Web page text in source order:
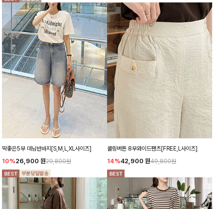
딱좋은5부 데님반바지[S,M,L,XL사이즈]
10%26,900 원29,800원
쿨링버튼 8부와이드팬츠[FREE,L사이즈]
14%42,900 원49,800원